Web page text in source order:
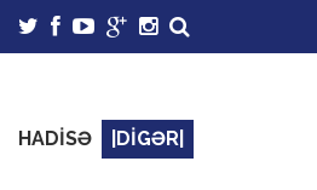
HADİSƏ |DİGƏR|